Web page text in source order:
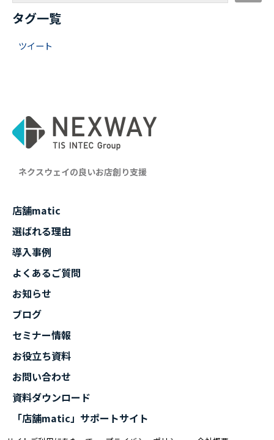
タグ一覧
ツイート
ネクスウェイの良いお店創り支援
店舗matic
選ばれる理由
導入事例
よくあるご質問
お知らせ
ブログ
セミナー情報
お役立ち資料
お問い合わせ
資料ダウンロード
「店舗matic」サポートサイト